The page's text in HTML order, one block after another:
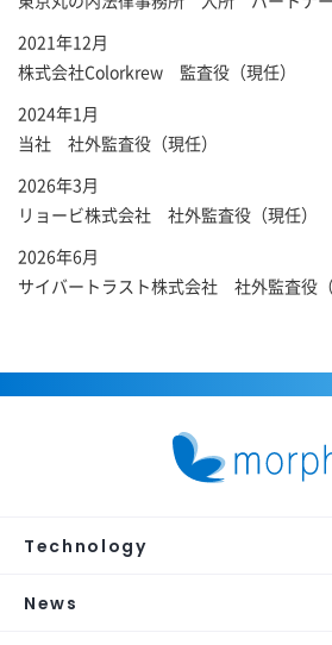
2021年12月
株式会社Colorkrew 監査役（現任）
2024年1月
当社 社外監査役（現任）
2026年3月
リョービ株式会社 社外監査役（現任）
2026年6月
サイバートラスト株式会社 社外監査役（
Technology
News